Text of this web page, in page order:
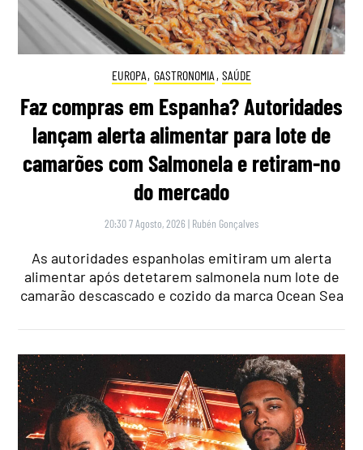
EUROPA, GASTRONOMIA , SAÚDE
Faz compras em Espanha? Autoridades
lançam alerta alimentar para lote de
camarões com Salmonela e retiram-no
do mercado
20:30 7 Agosto, 2026 | Rubén Gonçalves
As autoridades espanholas emitiram um alerta
alimentar após detetarem salmonela num lote de
camarão descascado e cozido da marca Ocean Sea